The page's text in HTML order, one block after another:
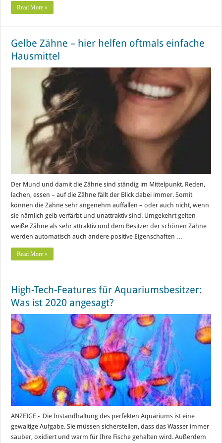
Read More »
Gelbe Zähne – hier helfen oftmals einfache
Hausmittel
Der Mund und damit die Zähne sind ständig im Mittelpunkt. Reden,
lachen, essen – auf die Zähne fällt der Blick dabei immer. Somit
können die Zähne sehr angenehm auffallen – oder auch nicht, wenn
sie nämlich gelb verfärbt und unattraktiv sind. Umgekehrt gelten
weiße Zähne als sehr attraktiv und dem Besitzer der schönen Zähne
werden automatisch auch andere positive Eigenschaften …
Read More »
High-Tech-Features für Aquariumsbesitzer:
Was ist 2020 angesagt?
ANZEIGE - Die Instandhaltung des perfekten Aquariums ist eine
gewaltige Aufgabe. Sie müssen sicherstellen, dass das Wasser immer
sauber, oxidiert und warm für Ihre Fische gehalten wird. Außerdem